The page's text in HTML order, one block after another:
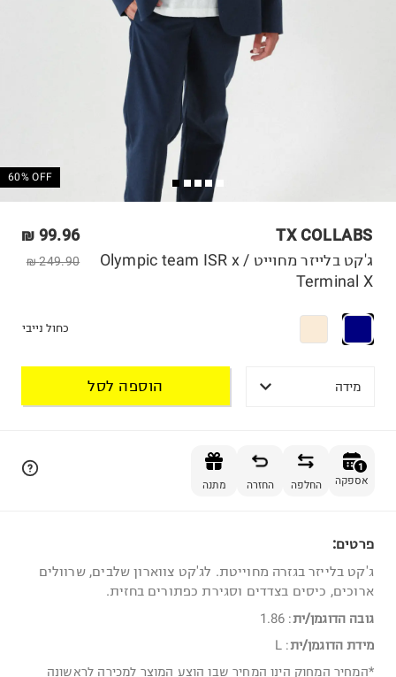
60% OFF
TX COLLABS
99.96 ₪
249.90 ₪
ג'קט בלייזר מחוייט / Olympic team ISR x
Terminal X
כחול נייבי
מידה הוספה לסל
1
אספקה החלפה החזרה מתנה
פרטים:
ג'קט בלייזר בגזרה מחוייטת. לג'קט צווארון שלבים, שרוולים
ארוכים, כיסים בצדדים וסגירת כפתורים בחזית.
גובה הדוגמן/ית:
1.86
מידת הדוגמן/ית:
L
*המחיר המחוק הינו המחיר שבו הוצע המוצר למכירה לראשונה